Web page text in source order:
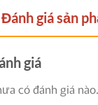
Đánh giá sản
giá
có đánh giá nào.